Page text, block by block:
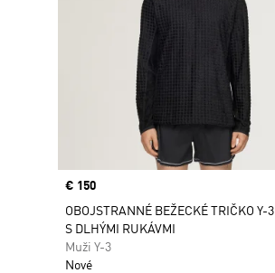
Price
€ 150
OBOJSTRANNÉ BEŽECKÉ TRIČKO Y-3
S DLHÝMI RUKÁVMI
Muži Y-3
Nové